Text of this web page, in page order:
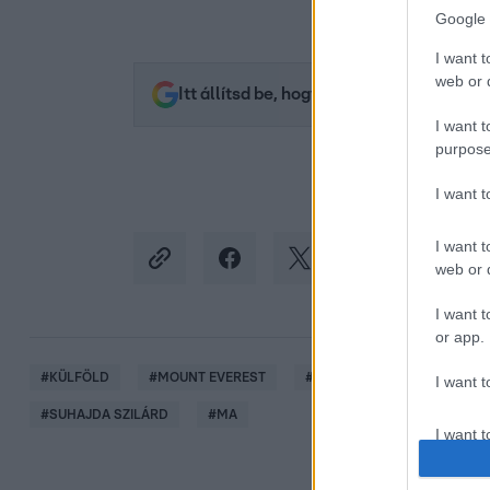
Google
I want
web or
I want
I want
I want
web or
I want
or app.
I want
I want
Itt állítsd be, hogy az RTL.hu az elsők
#KÜLFÖLD #MOUNT EVEREST # #
#SUHAJDA SZILÁRD #MA